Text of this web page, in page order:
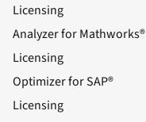
Licensing
Analyzer for Mathworks®
Licensing
Optimizer for SAP®
Licensing